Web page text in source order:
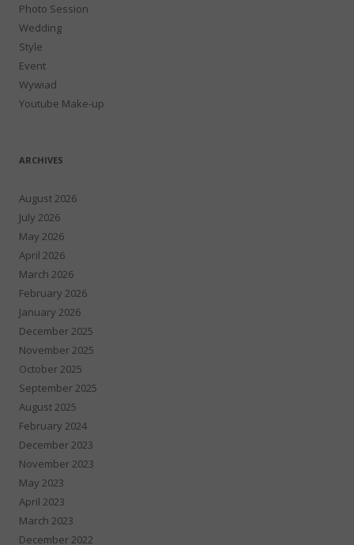
Photo Session
Wedding
Style
Event
Wywiad
Youtube Make-up
ARCHIVES
August 2026
July 2026
May 2026
April 2026
March 2026
February 2026
January 2026
December 2025
November 2025
October 2025
September 2025
August 2025
February 2024
December 2023
November 2023
May 2023
April 2023
March 2023
December 2022